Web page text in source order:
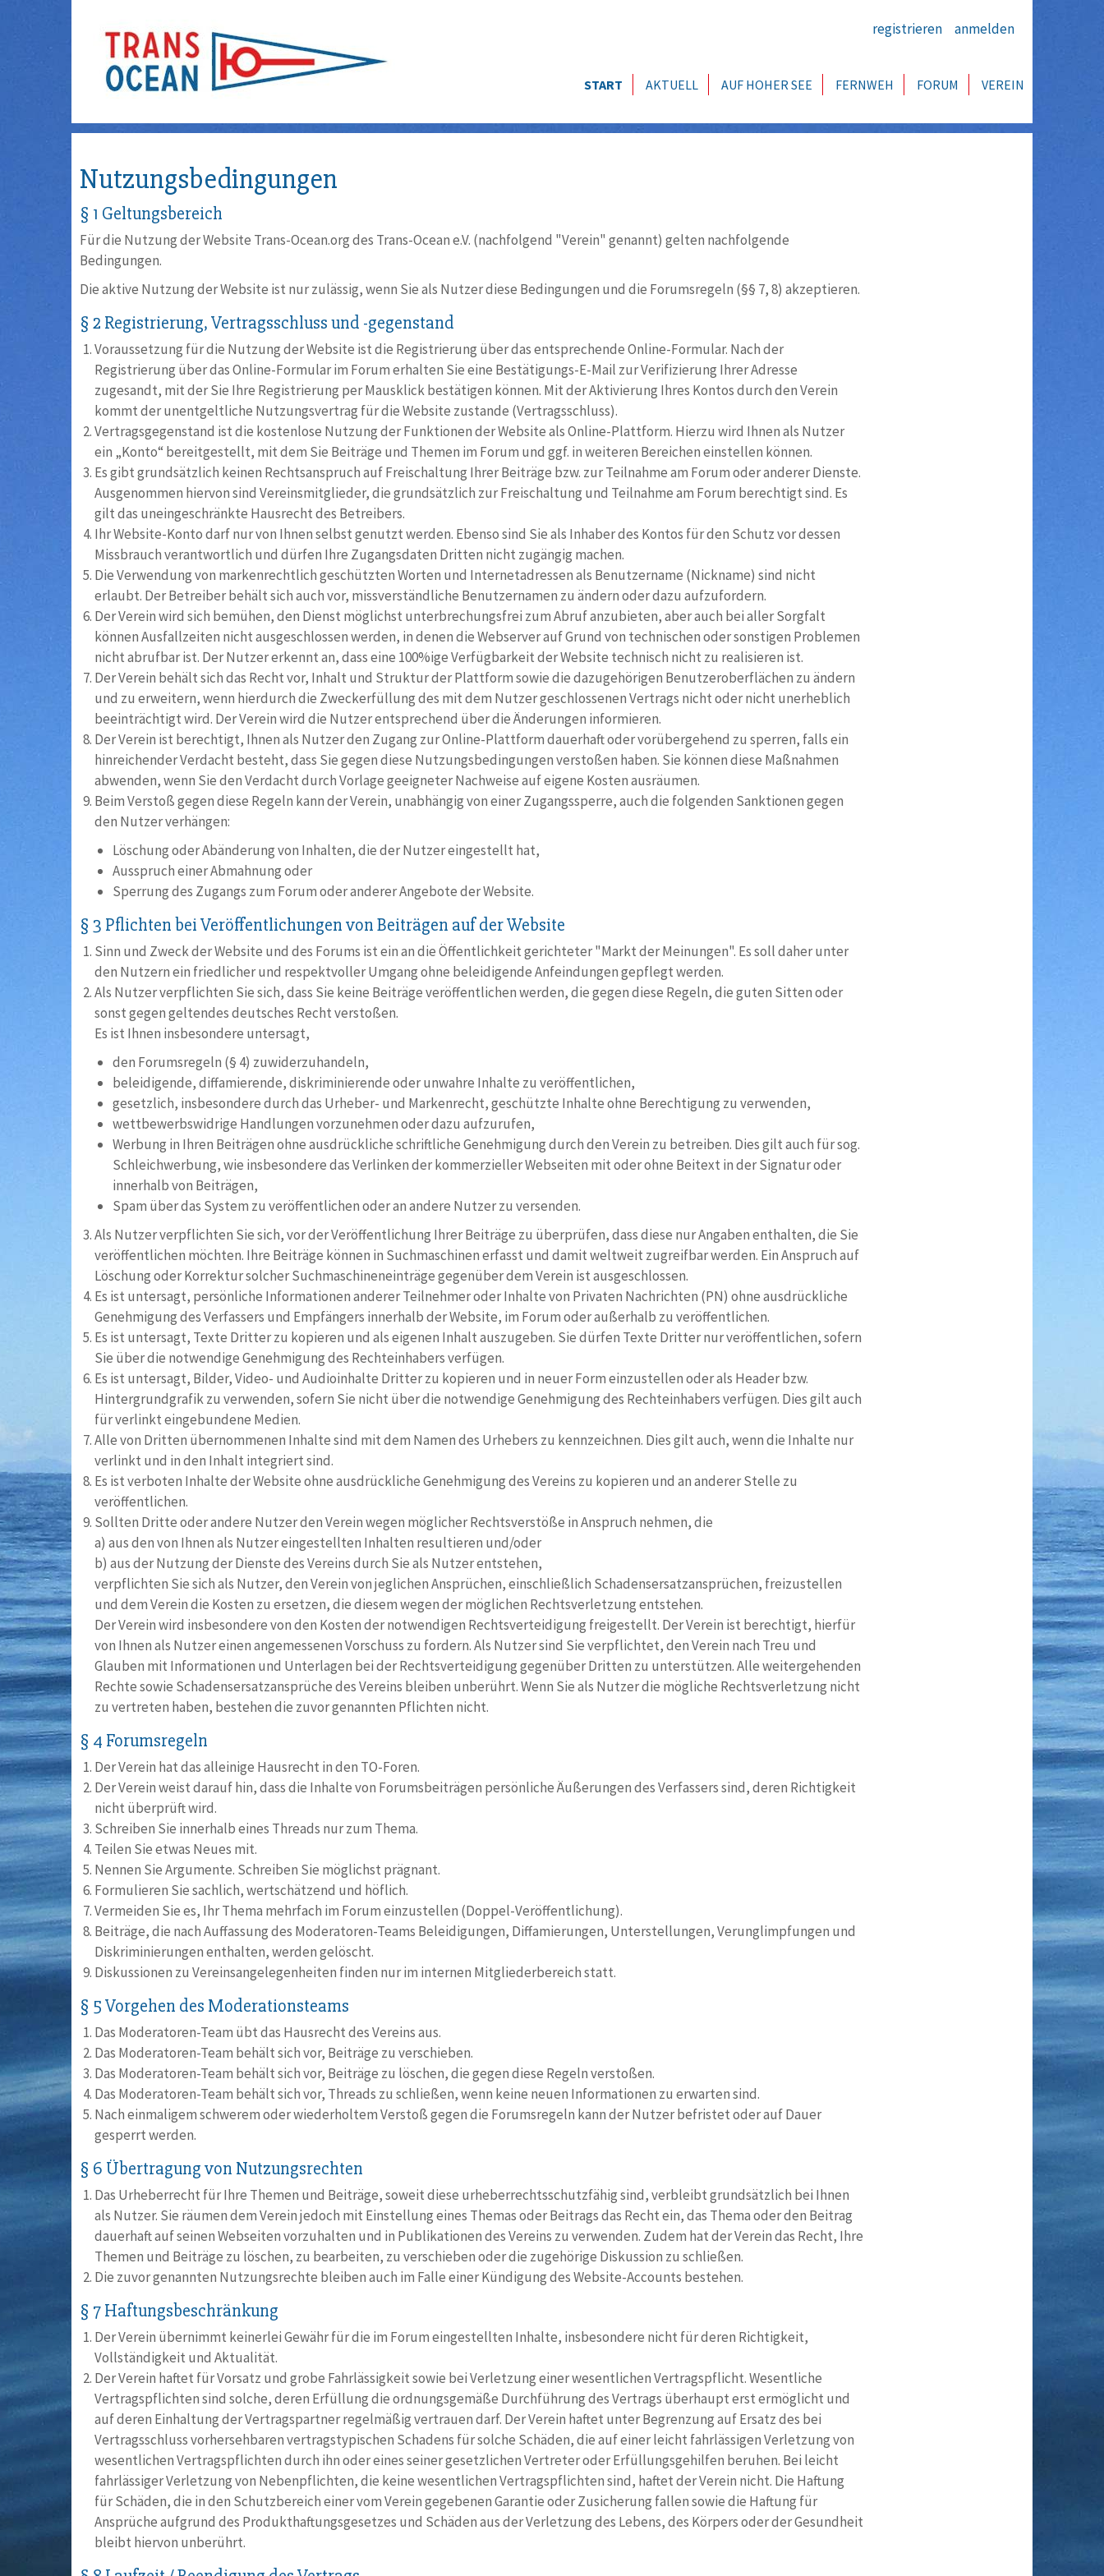
registrieren anmelden
START AKTUELL AUF HOHER SEE FERNWEH FORUM VEREIN
Nutzungsbedingungen
§ 1 Geltungsbereich
Für die Nutzung der Website Trans-Ocean.org des Trans-Ocean e.V. (nachfolgend "Verein" genannt) gelten nachfolgende
Bedingungen.
Die aktive Nutzung der Website ist nur zulässig, wenn Sie als Nutzer diese Bedingungen und die Forumsregeln (§§ 7, 8) akzeptieren.
§ 2 Registrierung, Vertragsschluss und -gegenstand
Voraussetzung für die Nutzung der Website ist die Registrierung über das entsprechende Online-Formular. Nach der
Registrierung über das Online-Formular im Forum erhalten Sie eine Bestätigungs-E-Mail zur Verifizierung Ihrer Adresse
zugesandt, mit der Sie Ihre Registrierung per Mausklick bestätigen können. Mit der Aktivierung Ihres Kontos durch den Verein
kommt der unentgeltliche Nutzungsvertrag für die Website zustande (Vertragsschluss).
Vertragsgegenstand ist die kostenlose Nutzung der Funktionen der Website als Online-Plattform. Hierzu wird Ihnen als Nutzer
ein „Konto“ bereitgestellt, mit dem Sie Beiträge und Themen im Forum und ggf. in weiteren Bereichen einstellen können.
Es gibt grundsätzlich keinen Rechtsanspruch auf Freischaltung Ihrer Beiträge bzw. zur Teilnahme am Forum oder anderer Dienste.
Ausgenommen hiervon sind Vereinsmitglieder, die grundsätzlich zur Freischaltung und Teilnahme am Forum berechtigt sind. Es
gilt das uneingeschränkte Hausrecht des Betreibers.
Ihr Website-Konto darf nur von Ihnen selbst genutzt werden. Ebenso sind Sie als Inhaber des Kontos für den Schutz vor dessen
Missbrauch verantwortlich und dürfen Ihre Zugangs­daten Dritten nicht zugängig machen.
Die Verwendung von markenrechtlich ge­schützten Worten und Internetadressen als Benut­zer­name (Nickname) sind nicht
erlaubt. Der Betreiber behält sich auch vor, missverständliche Benutzernamen zu ändern oder dazu aufzufordern.
Der Verein wird sich bemühen, den Dienst möglichst unterbrechungsfrei zum Abruf anzubieten, aber auch bei aller Sorgfalt
können Ausfallzeiten nicht ausgeschlossen werden, in denen die Webserver auf Grund von technischen oder sonstigen Problemen
nicht abrufbar ist. Der Nutzer erkennt an, dass eine 100%ige Verfügbarkeit der Website technisch nicht zu realisieren ist.
Der Verein behält sich das Recht vor, Inhalt und Struktur der Plattform sowie die dazugehörigen Benutzeroberflächen zu ändern
und zu erweitern, wenn hierdurch die Zweckerfüllung des mit dem Nutzer geschlossenen Vertrags nicht oder nicht unerheblich
beeinträchtigt wird. Der Verein wird die Nutzer entsprechend über die Änderungen informieren.
Der Verein ist berechtigt, Ihnen als Nutzer den Zugang zur Online-Plattform dauerhaft oder vorübergehend zu sperren, falls ein
hinreichender Verdacht besteht, dass Sie gegen diese Nutzungsbedingungen verstoßen haben. Sie können diese Maßnahmen
abwenden, wenn Sie den Verdacht durch Vorlage geeigneter Nachweise auf eigene Kosten ausräumen.
Beim Verstoß gegen diese Regeln kann der Verein, unabhängig von einer Zugangssperre, auch die folgenden Sanktionen gegen
den Nutzer verhängen:
Löschung oder Abänderung von Inhalten, die der Nutzer eingestellt hat,
Ausspruch einer Abmahnung oder
Sperrung des Zugangs zum Forum oder anderer Angebote der Website.
§ 3 Pflichten bei Veröffentlichungen von Beiträgen auf der Website
Sinn und Zweck der Website und des Forums ist ein an die Öffentlichkeit gerichteter "Markt der Meinungen". Es soll daher unter
den Nutzern ein friedlicher und respektvoller Umgang ohne beleidigende Anfeindungen gepflegt werden.
Als Nutzer verpflichten Sie sich, dass Sie keine Beiträge veröffentlichen werden, die gegen diese Regeln, die guten Sitten oder
sonst gegen geltendes deutsches Recht verstoßen.
Es ist Ihnen insbesondere untersagt,
den Forumsregeln (§ 4) zuwiderzuhandeln,
beleidigende, diffamierende, diskriminierende oder unwahre Inhalte zu veröffentlichen,
gesetzlich, insbesondere durch das Urheber- und Markenrecht, geschützte Inhalte ohne Berechtigung zu verwenden,
wettbewerbswidrige Handlungen vorzunehmen oder dazu aufzurufen,
Werbung in Ihren Beiträgen ohne ausdrückliche schriftliche Genehmigung durch den Verein zu betreiben. Dies gilt auch für sog.
Schleichwerbung, wie insbesondere das Verlinken der kommerzieller Webseiten mit oder ohne Beitext in der Signatur oder
innerhalb von Beiträgen,
Spam über das System zu veröffentlichen oder an andere Nutzer zu versenden.
Als Nutzer verpflichten Sie sich, vor der Veröffentlichung Ihrer Beiträge zu überprüfen, dass diese nur Angaben enthalten, die Sie
veröffentlichen möchten. Ihre Beiträge können in Suchmaschinen erfasst und damit weltweit zugreifbar werden. Ein Anspruch auf
Löschung oder Korrektur solcher Suchmaschineneinträge gegenüber dem Verein ist ausgeschlossen.
Es ist untersagt, persönliche Informationen anderer Teilnehmer oder Inhalte von Privaten Nachrichten (PN) ohne ausdrückliche
Genehmigung des Verfassers und Empfängers innerhalb der Website, im Forum oder außerhalb zu veröffentlichen.
Es ist untersagt, Texte Dritter zu kopieren und als eigenen Inhalt auszugeben. Sie dürfen Texte Dritter nur veröffentlichen, sofern
Sie über die notwendige Genehmigung des Rechteinhabers verfügen.
Es ist untersagt, Bilder, Video- und Audioinhalte Dritter zu kopieren und in neuer Form einzustellen oder als Header bzw.
Hintergrundgrafik zu verwenden, sofern Sie nicht über die notwendige Genehmigung des Rechteinhabers verfügen. Dies gilt auch
für verlinkt eingebundene Medien.
Alle von Dritten übernommenen Inhalte sind mit dem Namen des Urhebers zu kenn­zeichnen. Dies gilt auch, wenn die Inhalte nur
verlinkt und in den Inhalt integriert sind.
Es ist verboten Inhalte der Website ohne ausdrückliche Genehmigung des Vereins zu kopieren und an anderer Stelle zu
veröffentlichen.
Sollten Dritte oder andere Nutzer den Verein wegen möglicher Rechtsverstöße in Anspruch nehmen, die
a) aus den von Ihnen als Nutzer eingestellten Inhalten resultieren und/oder
b) aus der Nutzung der Dienste des Vereins durch Sie als Nutzer entstehen,
verpflichten Sie sich als Nutzer, den Verein von jeglichen Ansprüchen, einschließlich Schadensersatz­ansprüchen, freizustellen
und dem Verein die Kosten zu ersetzen, die diesem wegen der möglichen Rechtsverletzung entstehen.
Der Verein wird insbesondere von den Kosten der notwendigen Rechtsverteidigung freigestellt. Der Verein ist berechtigt, hierfür
von Ihnen als Nutzer einen angemessenen Vorschuss zu fordern. Als Nutzer sind Sie verpflichtet, den Verein nach Treu und
Glauben mit Informationen und Unterlagen bei der Rechtsverteidigung gegenüber Dritten zu unterstützen. Alle weitergehenden
Rechte sowie Schadensersatzansprüche des Vereins bleiben unberührt. Wenn Sie als Nutzer die mögliche Rechtsverletzung nicht
zu vertreten haben, bestehen die zuvor genannten Pflichten nicht.
§ 4 Forumsregeln
Der Verein hat das alleinige Hausrecht in den TO-Foren.
Der Verein weist darauf hin, dass die Inhalte von Forumsbeiträgen persönliche Äußerungen des Verfassers sind, deren Richtigkeit
nicht überprüft wird.
Schreiben Sie innerhalb eines Threads nur zum Thema.
Teilen Sie etwas Neues mit.
Nennen Sie Argumente. Schreiben Sie möglichst prägnant.
Formulieren Sie sachlich, wertschätzend und höflich.
Vermeiden Sie es, Ihr Thema mehrfach im Forum einzustellen (Doppel-Veröffentlichung).
Beiträge, die nach Auffassung des Moderatoren-Teams Beleidigungen, Diffamierungen, Unterstellungen, Verunglimpfungen und
Diskriminierungen enthalten, werden gelöscht.
Diskussionen zu Vereinsangelegenheiten finden nur im internen Mitgliederbereich statt.
§ 5 Vorgehen des Moderationsteams
Das Moderatoren-Team übt das Hausrecht des Vereins aus.
Das Moderatoren-Team behält sich vor, Beiträge zu verschieben.
Das Moderatoren-Team behält sich vor, Beiträge zu löschen, die gegen diese Regeln verstoßen.
Das Moderatoren-Team behält sich vor, Threads zu schließen, wenn keine neuen Informationen zu erwarten sind.
Nach einmaligem schwerem oder wiederholtem Verstoß gegen die Forumsregeln kann der Nutzer befristet oder auf Dauer
gesperrt werden.
§ 6 Übertragung von Nutzungsrechten
Das Urheberrecht für Ihre Themen und Beiträge, soweit diese urheberrechtsschutzfähig sind, verbleibt grundsätzlich bei Ihnen
als Nutzer. Sie räumen dem Verein jedoch mit Einstellung eines Themas oder Beitrags das Recht ein, das Thema oder den Beitrag
dauerhaft auf seinen Webseiten vorzuhalten und in Publikationen des Vereins zu verwenden. Zudem hat der Verein das Recht, Ihre
Themen und Beiträge zu löschen, zu bearbeiten, zu verschieben oder die zugehörige Diskussion zu schließen.
Die zuvor genannten Nutzungsrechte bleiben auch im Falle einer Kündigung des Website-Accounts bestehen.
§ 7 Haftungsbeschränkung
Der Verein übernimmt keinerlei Gewähr für die im Forum eingestellten Inhalte, insbesondere nicht für deren Richtigkeit,
Vollständigkeit und Aktualität.
Der Verein haftet für Vorsatz und grobe Fahrlässigkeit sowie bei Verletzung einer wesentlichen Vertragspflicht. Wesentliche
Vertragspflichten sind solche, deren Erfüllung die ordnungsgemäße Durchführung des Vertrags überhaupt erst ermöglicht und
auf deren Einhaltung der Vertragspartner regelmäßig vertrauen darf. Der Verein haftet unter Begrenzung auf Ersatz des bei
Vertragsschluss vorhersehbaren vertragstypischen Schadens für solche Schäden, die auf einer leicht fahrlässigen Verletzung von
wesentlichen Vertragspflichten durch ihn oder eines seiner gesetzlichen Vertreter oder Erfüllungsgehilfen beruhen. Bei leicht
fahrlässiger Verletzung von Nebenpflichten, die keine wesentlichen Vertragspflichten sind, haftet der Verein nicht. Die Haftung
für Schäden, die in den Schutzbereich einer vom Verein gegebenen Garantie oder Zusicherung fallen sowie die Haftung für
Ansprüche aufgrund des Produkthaftungs­gesetzes und Schäden aus der Verletzung des Lebens, des Körpers oder der Gesundheit
bleibt hiervon unberührt.